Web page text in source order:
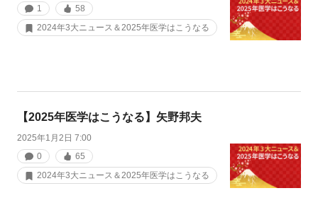
1
58
2024年3大ニュース＆2025年医学はこうなる
【2025年医学はこうなる】矢野邦夫
2025年1月2日 7:00
0
65
2024年3大ニュース＆2025年医学はこうなる